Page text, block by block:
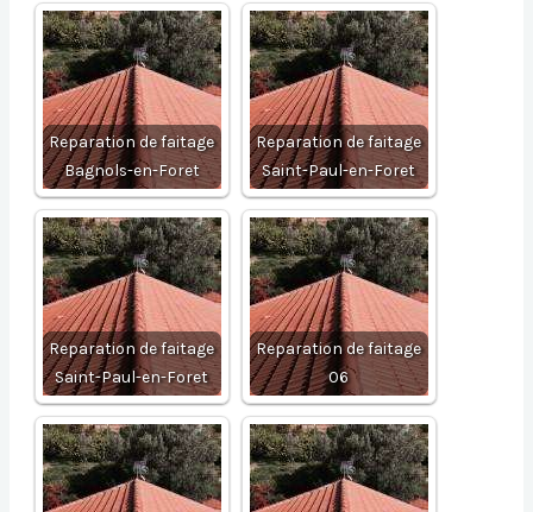
Reparation de faitage
Bagnols-en-Foret
Reparation de faitage
Saint-Paul-en-Foret
Reparation de faitage
Saint-Paul-en-Foret
Reparation de faitage
06